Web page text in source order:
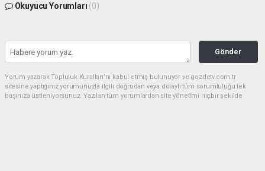
Okuyucu Yorumları (0)
Gönder
Yorum yazarak Topluluk Kuralları’nı kabul etmiş bulunuyor ve gozdetv.com.tr
sitesine yaptığınız yorumunuzla ilgili doğrudan veya dolaylı tüm sorumluluğu tek
başınıza üstleniyorsunuz. Yazılan tüm yorumlardan site yönetimi hiçbir şekilde